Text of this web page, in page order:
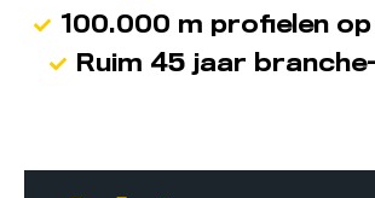
100.000 m profielen
Ruim 45 jaar